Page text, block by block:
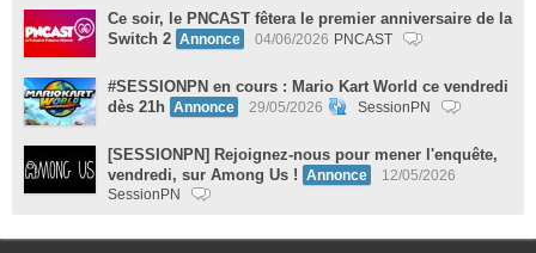
Ce soir, le PNCAST fêtera le premier anniversaire de la
Switch 2 Annonce 04/06/2026 PNCAST
#SESSIONPN en cours : Mario Kart World ce vendredi
dès 21h Annonce 29/05/2026 SessionPN
[SESSIONPN] Rejoignez-nous pour mener l'enquête,
vendredi, sur Among Us !
Annonce
12/05/2026
SessionPN